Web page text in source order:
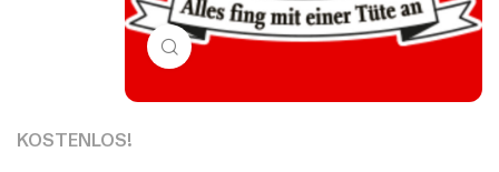
Click to enlarge
KOSTENLOS!